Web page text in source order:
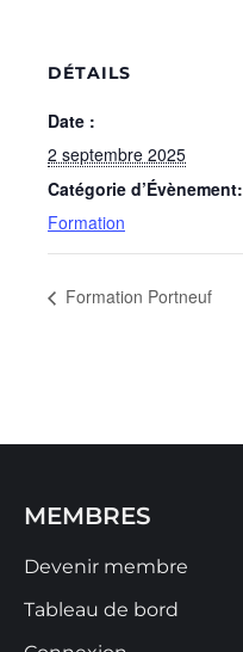
DÉTAILS
Date :
2 septembre 2025
Catégorie d’Évènement:
Formation
Formation Portneuf
MEMBRES
Devenir membre
Tableau de bord